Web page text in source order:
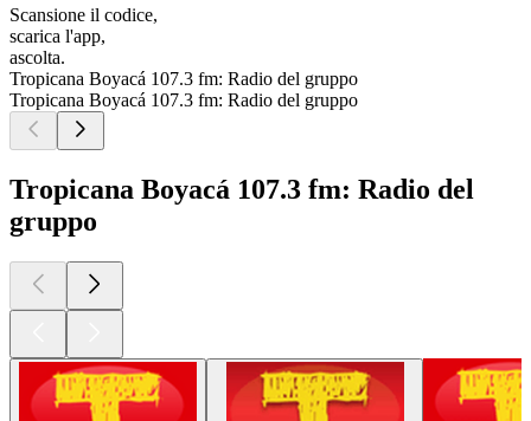
Scansione il codice,
scarica l'app,
ascolta.
Tropicana Boyacá 107.3 fm: Radio del gruppo
Tropicana Boyacá 107.3 fm: Radio del gruppo
Tropicana Boyacá 107.3 fm: Radio del
gruppo